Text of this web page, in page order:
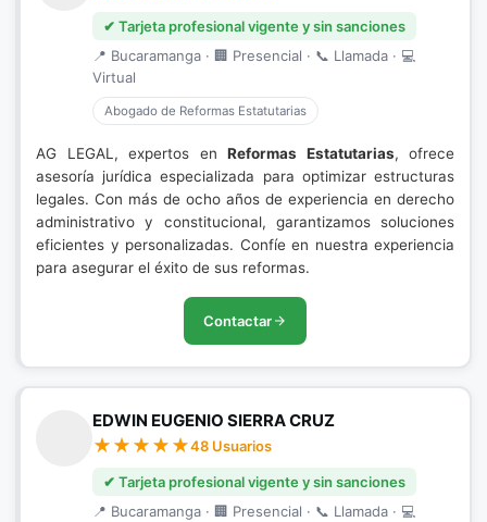
✔ Tarjeta profesional vigente y sin sanciones
📍 Bucaramanga · 🏢 Presencial · 📞 Llamada · 💻
Virtual
Abogado de Reformas Estatutarias
AG LEGAL, expertos en Reformas Estatutarias, ofrece
asesoría jurídica especializada para optimizar estructuras
legales. Con más de ocho años de experiencia en derecho
administrativo y constitucional, garantizamos soluciones
eficientes y personalizadas. Confíe en nuestra experiencia
para asegurar el éxito de sus reformas.
Contactar
EDWIN EUGENIO SIERRA CRUZ
48 Usuarios
✔ Tarjeta profesional vigente y sin sanciones
📍 Bucaramanga · 🏢 Presencial · 📞 Llamada · 💻